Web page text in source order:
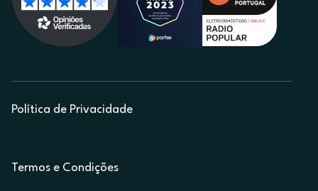
Política de Privacidade
Termos e Condições